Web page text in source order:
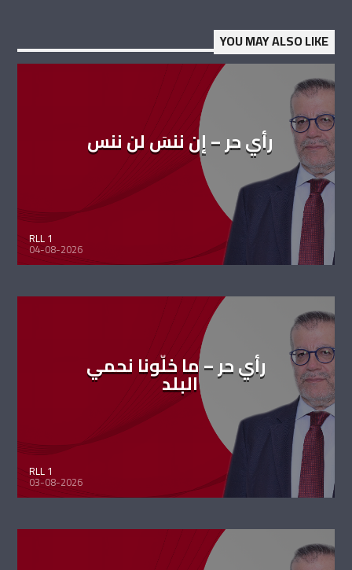
YOU MAY ALSO LIKE
رأي حر – إن ننسَ لن ننس
RLL 1
04-08-2026
رأي حر – ما خلّونا نحمي
البلد
RLL 1
03-08-2026